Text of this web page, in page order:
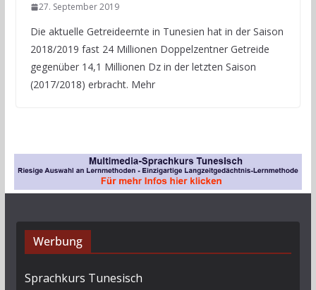
27. September 2019
Die aktuelle Getreideernte in Tunesien hat in der Saison
2018/2019 fast 24 Millionen Doppelzentner Getreide
gegenüber 14,1 Millionen Dz in der letzten Saison
(2017/2018) erbracht. Mehr
Werbung
Sprachkurs Tunesisch